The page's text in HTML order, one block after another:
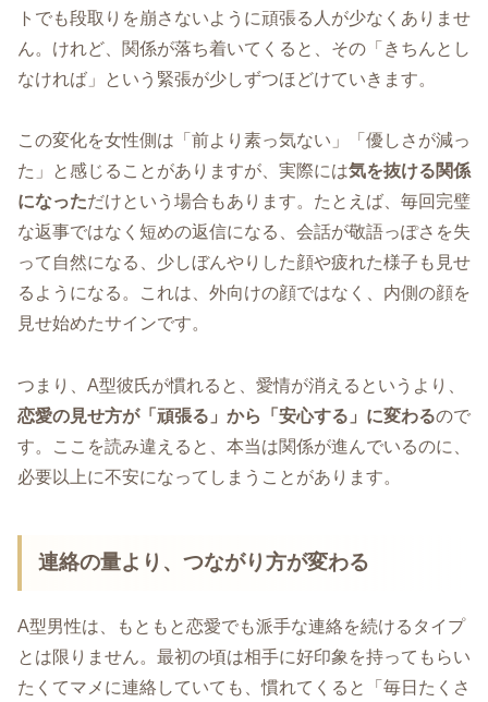
トでも段取りを崩さないように頑張る人が少なくありませ
ん。けれど、関係が落ち着いてくると、その「きちんとし
なければ」という緊張が少しずつほどけていきます。
この変化を女性側は「前より素っ気ない」「優しさが減っ
た」と感じることがありますが、実際には気を抜ける関係
になっただけという場合もあります。たとえば、毎回完璧
な返事ではなく短めの返信になる、会話が敬語っぽさを失
って自然になる、少しぼんやりした顔や疲れた様子も見せ
るようになる。これは、外向けの顔ではなく、内側の顔を
見せ始めたサインです。
つまり、A型彼氏が慣れると、愛情が消えるというより、
恋愛の見せ方が「頑張る」から「安心する」に変わるので
す。ここを読み違えると、本当は関係が進んでいるのに、
必要以上に不安になってしまうことがあります。
連絡の量より、つながり方が変わる
A型男性は、もともと恋愛でも派手な連絡を続けるタイプ
とは限りません。最初の頃は相手に好印象を持ってもらい
たくてマメに連絡していても、慣れてくると「毎日たくさ